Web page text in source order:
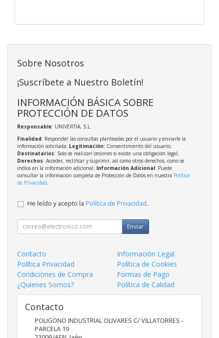
Sobre Nosotros
¡Suscríbete a Nuestro Boletín!
INFORMACIÓN BÁSICA SOBRE
PROTECCIÓN DE DATOS
Responsable: UNIVERTIA, S.L.
Finalidad: Responder las consultas planteadas por el usuario y enviarle la
información solicitada; Legitimación: Consentimiento del usuario;
Destinatarios: Solo se realizan cesiones si existe una obligación legal;
Derechos: Acceder, rectificar y suprimir, así como otros derechos, como se
indica en la información adicional; Información Adicional: Puede
consultar la información completa de Protección de Datos en nuestra Política
de Privacidad
He leído y acepto la Política de Privacidad.
Enviar
Contacto
Información Legal
Política Privacidad
Política de Cookies
Condiciones de Compra
Formas de Pago
¿Quienes Somos?
Política de Calidad
Contacto
POLIGONO INDUSTRIAL OLIVARES C/ VILLATORRES -
PARCELA 19